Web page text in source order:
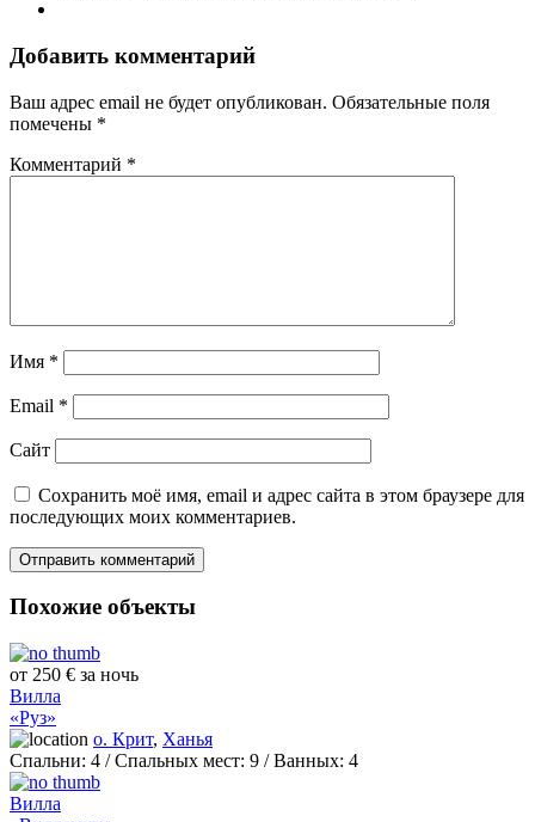
Добавить комментарий
Ваш адрес email не будет опубликован. Обязательные поля
помечены *
Комментарий *
Имя *
Email *
Сайт
Сохранить моё имя, email и адрес сайта в этом браузере для
последующих моих комментариев.
Похожие объекты
от 250 € за ночь
Вилла
«Руз»
о. Крит, Ханья
Спальни: 4 / Спальных мест: 9 /Ванных: 4
Вилла